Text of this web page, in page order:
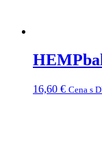
16,60 € Cena s